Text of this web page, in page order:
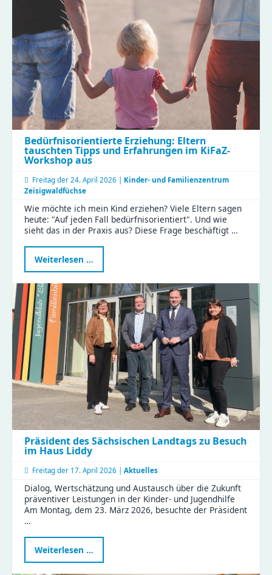
Bedürfnisorientierte Erziehung: Eltern
tauschten Tipps und Erfahrungen im KiFaZ-
Workshop aus
Freitag der 24. April 2026 | Kinder- und Familienzentrum
Zeisigwaldfüchse
Wie möchte ich mein Kind erziehen? Viele Eltern sagen
heute: "Auf jeden Fall bedürfnisorientiert". Und wie
sieht das in der Praxis aus? Diese Frage beschäftigt …
Weiterlesen …
Erziehung:
tauschten
Tipps
und
Erfahrungen
im
KiFaZ-
Workshop
aus
Präsident des Sächsischen Landtags zu Besuch
im Haus Liddy
Freitag der 17. April 2026 | Aktuelles
Dialog, Wertschätzung und Austausch über die Zukunft
präventiver Leistungen in der Kinder- und Jugendhilfe
Am Montag, dem 23. März 2026, besuchte der Präsident
…
Weiterlesen …
des